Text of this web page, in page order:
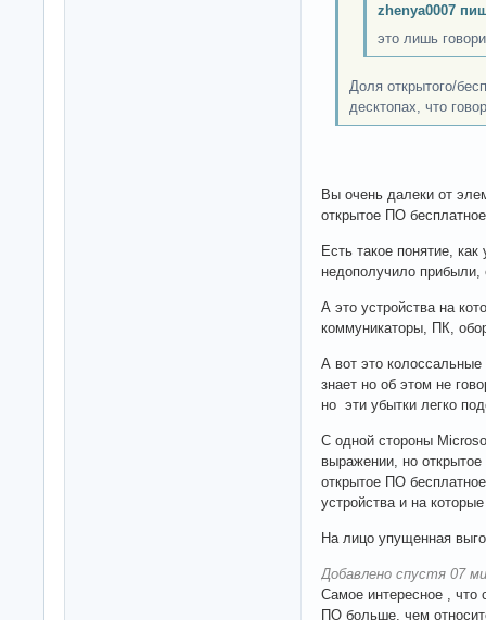
zhenya0007
это лишь
Доля открытого/
десктопах, что
Вы очень далеки от
открытое ПО
Есть такое понятие,
недополучило
А это устройства на
коммуникаторы, ПК,
А вот это
знает но об этом не
но эти убытки легко
С одной стороны
выражении, но
открытое ПО
устройства и на
На лицо упущенная
Добавлено спустя 07
Самое интересное , что
ПО больше, чем